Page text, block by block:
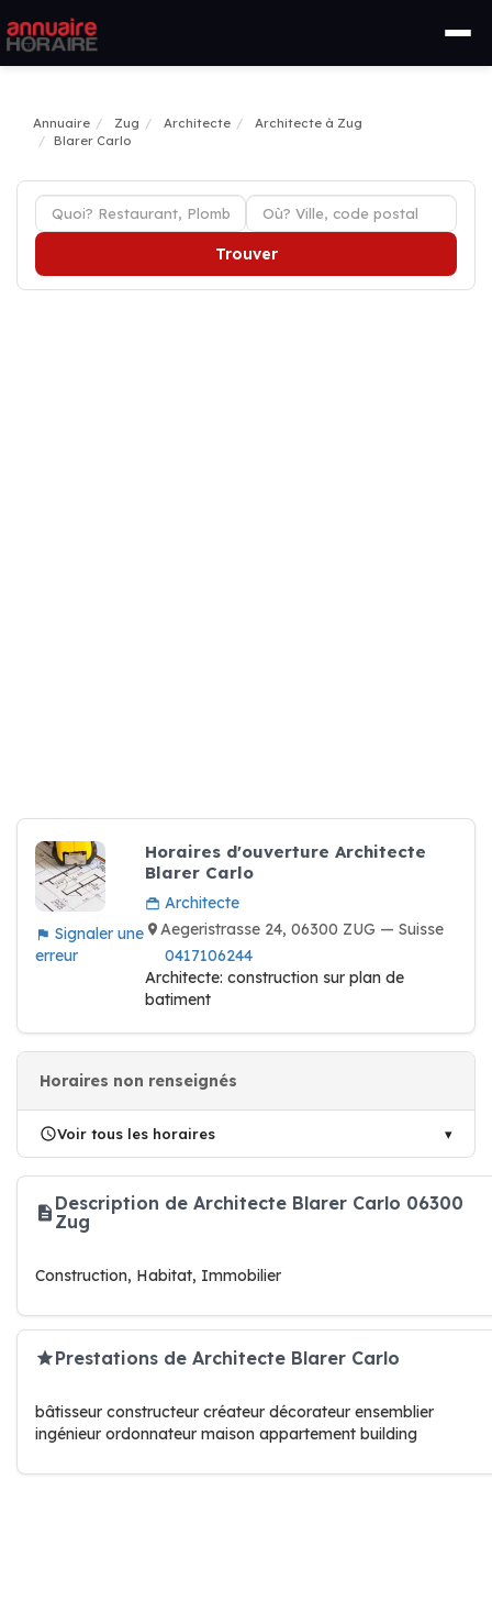
Annuaire Zug Architecte
Architecte à Zug
Blarer Carlo
Trouver
Signaler une
erreur
Horaires d'ouverture Architecte
Blarer Carlo
Architecte
Aegeristrasse 24, 06300 ZUG — Suisse
0417106244
Architecte: construction sur plan de
batiment
Horaires non renseignés
Voir tous les horaires
Description de Architecte Blarer Carlo 06300
Zug
Construction, Habitat, Immobilier
Prestations de Architecte Blarer Carlo
bâtisseur constructeur créateur décorateur ensemblier
ingénieur ordonnateur maison appartement building